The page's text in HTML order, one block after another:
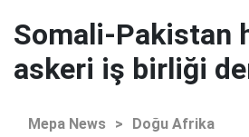
Somali-Pakistan
askeri iş birliği
Mepa News > Doğu Afrika